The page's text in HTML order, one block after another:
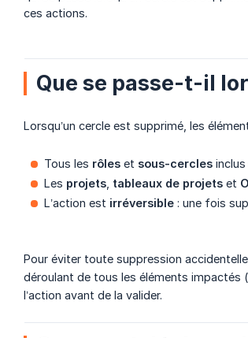
ces actions.
Que se passe-t-il
Lorsqu’un cercle est supprimé, les
Tous les rôles et sous-cercles
Les projets tableaux de projets et
L’action est irréversible : une fois
Pour éviter toute suppression
déroulant de tous les éléments impactés
l’action avant de la valider.